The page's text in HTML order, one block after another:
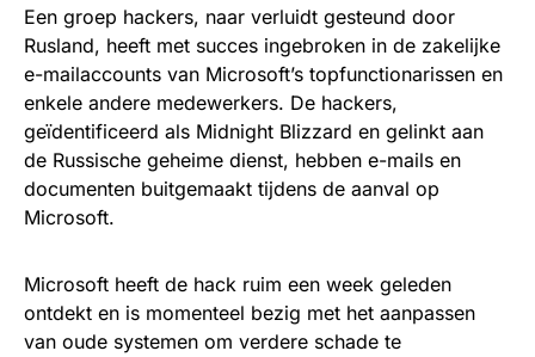
Een groep hackers, naar verluidt gesteund door
Rusland, heeft met succes ingebroken in de zakelijke
e-mailaccounts van Microsoft’s topfunctionarissen en
enkele andere medewerkers. De hackers,
geïdentificeerd als Midnight Blizzard en gelinkt aan
de Russische geheime dienst, hebben e-mails en
documenten buitgemaakt tijdens de aanval op
Microsoft.
Microsoft heeft de hack ruim een week geleden
ontdekt en is momenteel bezig met het aanpassen
van oude systemen om verdere schade te